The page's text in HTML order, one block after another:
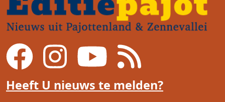
Heeft U nieuws te melden?